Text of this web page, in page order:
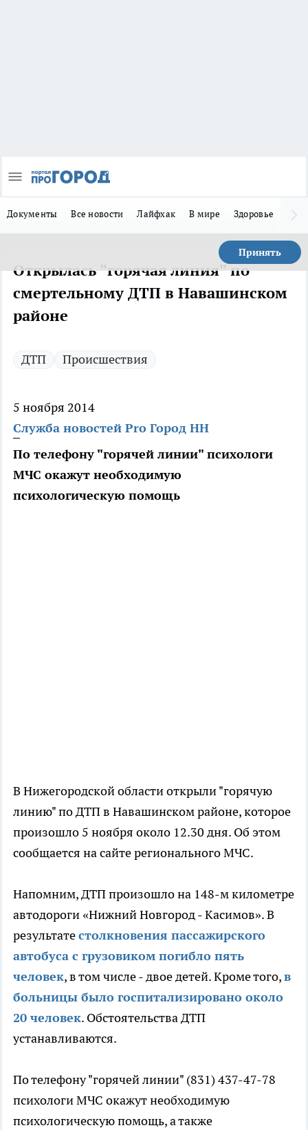
Документы Все новости Лайфхак В мире Здоровье
Принять
Открылась "горячая линия" по
смертельному ДТП в Навашинском
районе
ДТП Происшествия
5 ноября 2014
Служба новостей Pro Город НН
По телефону "горячей линии" психологи
МЧС окажут необходимую
психологическую помощь
В Нижегородской области открыли "горячую
линию" по ДТП в Навашинском районе, которое
произошло 5 ноября около 12.30 дня. Об этом
сообщается на сайте регионального МЧС.
Напомним, ДТП произошло на 148-м километре
автодороги «Нижний Новгород - Касимов». В
результатестолкновения пассажирского
автобуса с грузовиком погибло пять
человек, в том числе - двое детей. Кроме того,в
больницы было госпитализировано около
20 человек. Обстоятельства ДТП
устанавливаются.
По телефону "горячей линии" (831) 437-47-78
психологи МЧС окажут необходимую
психологическую помощь, а также